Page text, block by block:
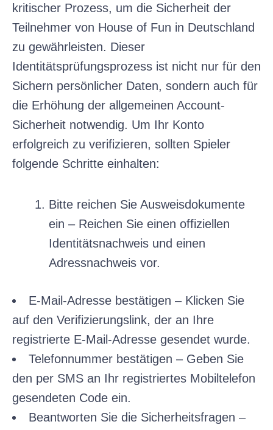
kritischer Prozess, um die Sicherheit der
Teilnehmer von House of Fun in Deutschland
zu gewährleisten. Dieser
Identitätsprüfungsprozess ist nicht nur für den
Sichern persönlicher Daten, sondern auch für
die Erhöhung der allgemeinen Account-
Sicherheit notwendig. Um Ihr Konto
erfolgreich zu verifizieren, sollten Spieler
folgende Schritte einhalten:
Bitte reichen Sie Ausweisdokumente
ein – Reichen Sie einen offiziellen
Identitätsnachweis und einen
Adressnachweis vor.
E-Mail-Adresse bestätigen – Klicken Sie
auf den Verifizierungslink, der an Ihre
registrierte E-Mail-Adresse gesendet wurde.
Telefonnummer bestätigen – Geben Sie
den per SMS an Ihr registriertes Mobiltelefon
gesendeten Code ein.
Beantworten Sie die Sicherheitsfragen –